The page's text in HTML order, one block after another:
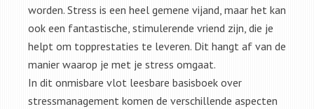
worden. Stress is een heel gemene vijand, maar het kan
ook een fantastische, stimulerende vriend zijn, die je
helpt om topprestaties te leveren. Dit hangt af van de
manier waarop je met je stress omgaat.
In dit onmisbare vlot leesbare basisboek over
stressmanagement komen de verschillende aspecten